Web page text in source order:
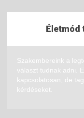
Életmód
Szakembereink a
választ tudnak adni.
kapcsolatosan, de
kérdéseket.